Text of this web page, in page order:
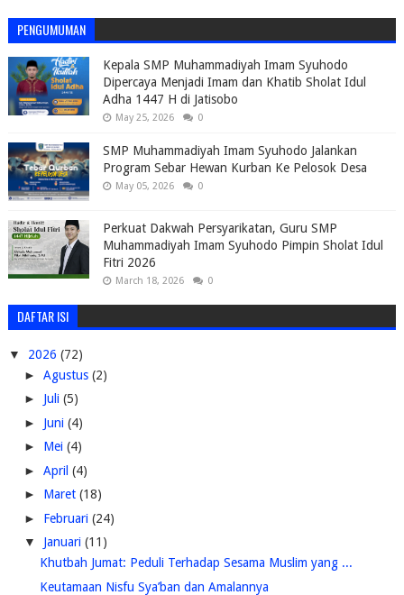
PENGUMUMAN
Kepala SMP Muhammadiyah Imam Syuhodo
Dipercaya Menjadi Imam dan Khatib Sholat Idul
Adha 1447 H di Jatisobo
May 25, 2026 0
SMP Muhammadiyah Imam Syuhodo Jalankan
Program Sebar Hewan Kurban Ke Pelosok Desa
May 05, 2026 0
Perkuat Dakwah Persyarikatan, Guru SMP
Muhammadiyah Imam Syuhodo Pimpin Sholat Idul
Fitri 2026
March 18, 2026 0
DAFTAR ISI
▼ 2026 (72)
► Agustus (2)
► Juli (5)
► Juni (4)
► Mei (4)
► April (4)
► Maret (18)
► Februari (24)
▼ Januari (11)
Khutbah Jumat: Peduli Terhadap Sesama Muslim yang ...
Keutamaan Nisfu Sya’ban dan Amalannya